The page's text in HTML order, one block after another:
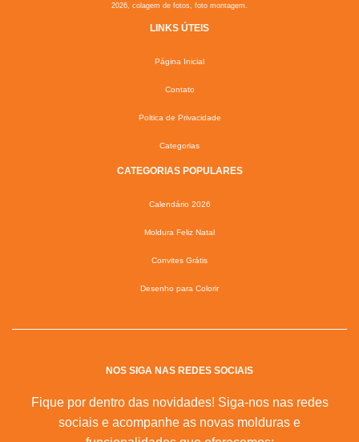
2026, colagem de fotos, foto montagem.
LINKS ÚTEIS
Página Inicial
Contato
Poltica de Privacidade
Categorias
CATEGORIAS POPULARES
Calendário 2026
Moldura Feliz Natal
Convites Grátis
Desenho para Colorir
NOS SIGA NAS REDES SOCIAIS
Fique por dentro das novidades! Siga-nos nas redes
sociais e acompanhe as novas molduras e